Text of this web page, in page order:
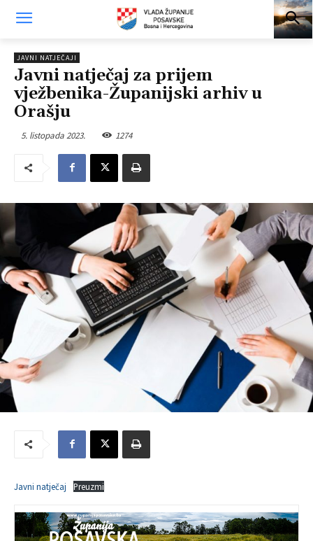
JAVNI NATJEČAJI
Javni natječaj za prijem
vježbenika-Županijski arhiv u
Orašju
5. listopada 2023. 1274
Javni natječaj Preuzmi